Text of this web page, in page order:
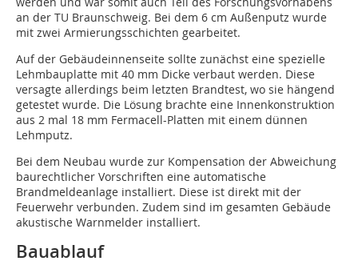
an der TU Braunschweig. Bei dem 6 cm Außenputz wurde
mit zwei Armierungsschichten gearbeitet.
Auf der Gebäudeinnenseite sollte zunächst eine spezielle
Lehmbauplatte mit 40 mm Dicke verbaut werden. Diese
versagte allerdings beim letzten Brandtest, wo sie hängend
getestet wurde. Die Lösung brachte eine Innenkonstruktion
aus 2 mal 18 mm Fermacell-Platten mit einem dünnen
Lehmputz.
Bei dem Neubau wurde zur Kompensation der Abweichung
baurechtlicher Vorschriften eine automatische
Brandmeldeanlage installiert. Diese ist direkt mit der
Feuerwehr verbunden. Zudem sind im gesamten Gebäude
akustische Warnmelder installiert.
Bauablauf